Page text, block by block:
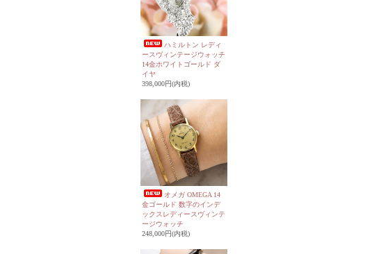
ハミルトン レディ
ースヴィンテージウォッチ
14金ホワイトゴールド ダ
イヤ
398,000円(内税)
オメガ OMEGA 14
金ゴールド 数字のインデ
ックスレディースヴィンテ
ージウォッチ
248,000円(内税)